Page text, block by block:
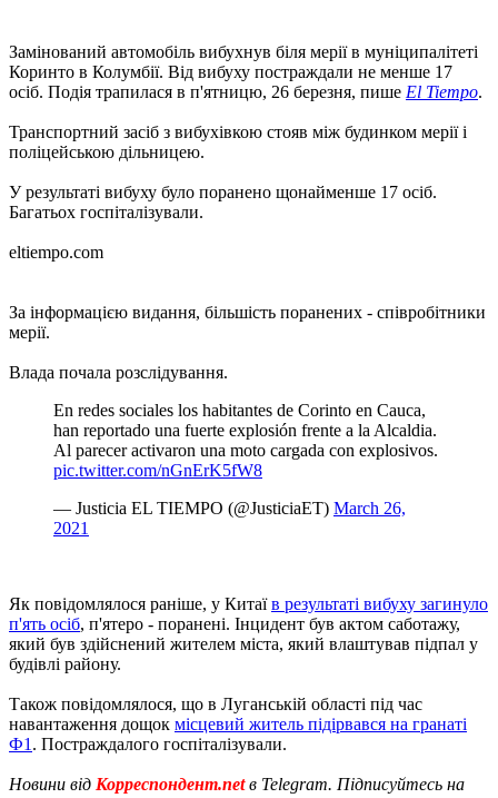
Замінований автомобіль вибухнув біля мерії в муніципалітеті
Коринто в Колумбії. Від вибуху постраждали не менше 17
осіб. Подія трапилася в п'ятницю, 26 березня, пише El Tiempo.
Транспортний засіб з вибухівкою стояв між будинком мерії і
поліцейською дільницею.
У результаті вибуху було поранено щонайменше 17 осіб.
Багатьох госпіталізували.
eltiempo.com
За інформацією видання, більшість поранених - співробітники
мерії.
Влада почала розслідування.
En redes sociales los habitantes de Corinto en Cauca,
han reportado una fuerte explosión frente a la Alcaldia.
Al parecer activaron una moto cargada con explosivos.
pic.twitter.com/nGnErK5fW8
— Justicia EL TIEMPO (@JusticiaET) March 26,
2021
Як повідомлялося раніше, у Китаїв результаті вибуху загинуло
п'ять осіб, п'ятеро - поранені. Інцидент був актом саботажу,
який був здійснений жителем міста, який влаштував підпал у
будівлі району.
Також повідомлялося, що в Луганській області під час
навантаження дощок місцевий житель підірвався на гранаті
Ф1 . Постраждалого госпіталізували.
Новини від Корреспондент.netв Telegram. Підписуйтесь на